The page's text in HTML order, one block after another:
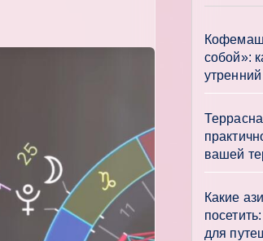
собой»:
вашей
Какие
для